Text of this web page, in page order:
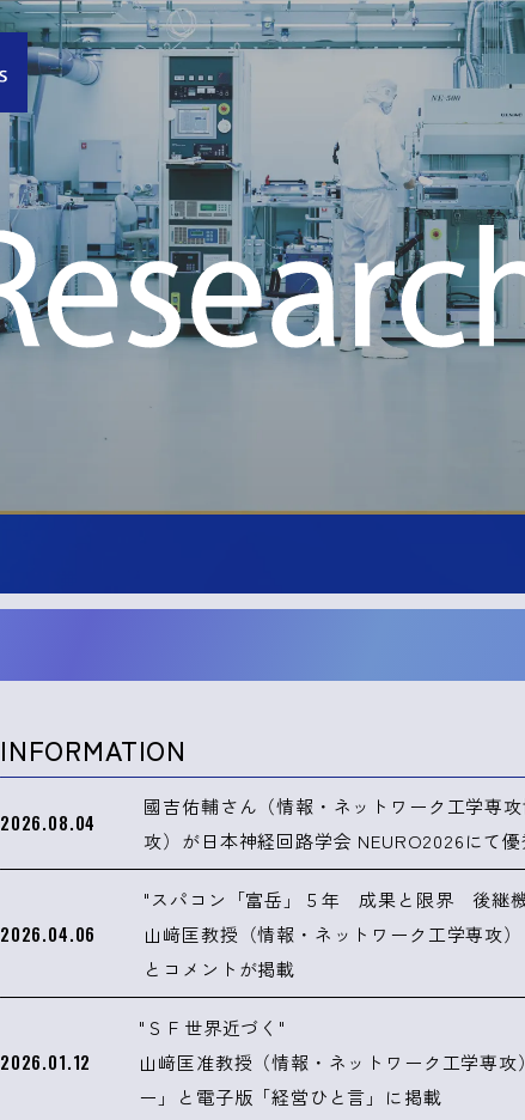
INFORMATION
2026.08.04
國吉佑輔さん（情報・ネットワーク工学専
攻）が日本神経回路学会 NEURO2026にて
2026.04.06
"スパコン「富岳」５年 成果と限界 後継
山﨑匡教授（情報・ネットワーク工学専攻
とコメントが掲載
2026.01.12
"ＳＦ世界近づく"
山﨑匡准教授（情報・ネットワーク工学専
ー」と電子版「経営ひと言」に掲載